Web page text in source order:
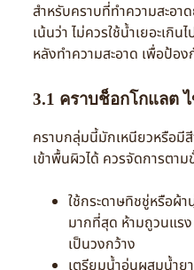
สำหรับคราบที่ทำความสะอา
เน้นว่า ไม่ควรใช้น้ำเยอะเกิ
หลังทำความสะอาด เพื่อป้อ
3.1 คราบช็อกโกแลต
คราบกลุ่มนี้มักเหนียวหรือมี
เข้าพื้นผิวได้ ควรจัดการตา
ใช้กระดาษทิชชู่หรือผ้
มากที่สุด ห้ามถูวนแรง
เป็นวงกว้าง
เตรียมน้ำอุ่นผสมน้ำย